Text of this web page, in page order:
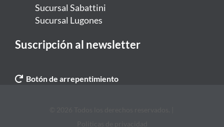
Sucursal Sabattini
Sucursal Lugones
Suscripción al newsletter
Botón de arrepentimiento